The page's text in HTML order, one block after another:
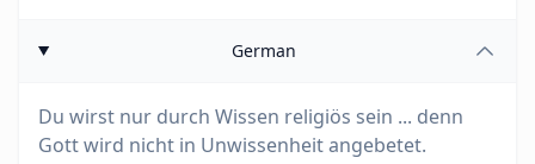
German
Du wirst nur durch Wissen religiös sein ... denn
Gott wird nicht in Unwissenheit angebetet.